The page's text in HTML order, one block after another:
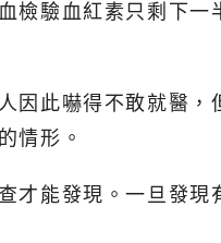
檢驗血紅素只剩下
因此嚇得不敢就醫，
情形。
才能發現。一旦發現